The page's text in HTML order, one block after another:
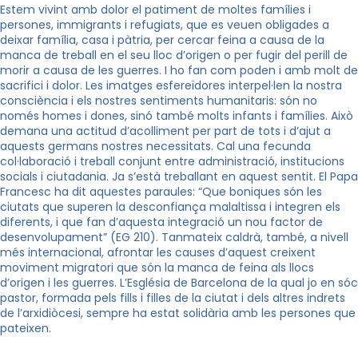
Estem vivint amb dolor el patiment de moltes famílies i
persones, immigrants i refugiats, que es veuen obligades a
deixar família, casa i pàtria, per cercar feina a causa de la
manca de treball en el seu lloc d’origen o per fugir del perill de
morir a causa de les guerres. I ho fan com poden i amb molt de
sacrifici i dolor. Les imatges esfereïdores interpel·len la nostra
consciència i els nostres sentiments humanitaris: són no
només homes i dones, sinó també molts infants i famílies. Això
demana una actitud d’acolliment per part de tots i d’ajut a
aquests germans nostres necessitats. Cal una fecunda
col·laboració i treball conjunt entre administració, institucions
socials i ciutadania. Ja s’està treballant en aquest sentit. El Papa
Francesc ha dit aquestes paraules: “Que boniques són les
ciutats que superen la desconfiança malaltissa i integren els
diferents, i que fan d’aquesta integració un nou factor de
desenvolupament” (EG 210). Tanmateix caldrà, també, a nivell
més internacional, afrontar les causes d’aquest creixent
moviment migratori que són la manca de feina als llocs
d’origen i les guerres. L’Església de Barcelona de la qual jo en sóc
pastor, formada pels fills i filles de la ciutat i dels altres indrets
de l’arxidiòcesi, sempre ha estat solidària amb les persones que
pateixen.